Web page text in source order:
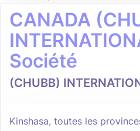
CANADA
Société
(CHUBB)
Kinshasa, toutes les